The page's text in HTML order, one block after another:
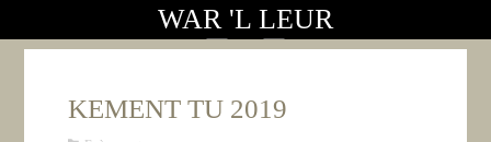
WAR 'L LEUR
KEMENT TU 2019